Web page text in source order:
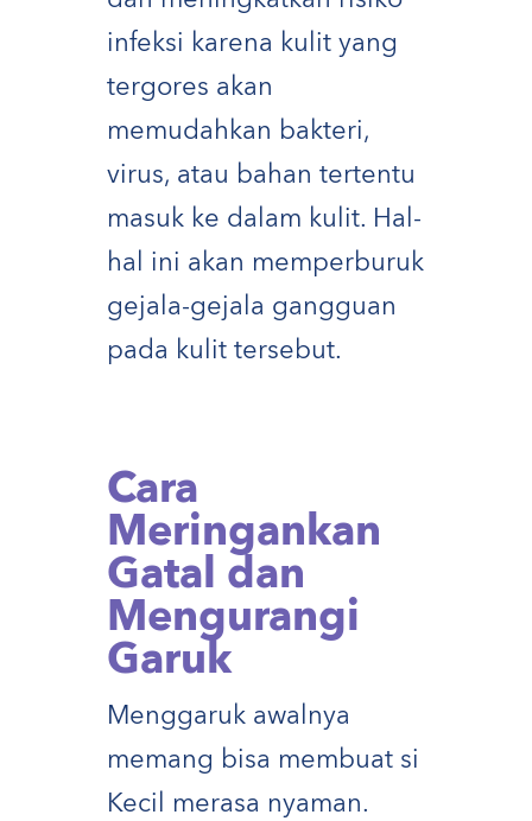
infeksi karena kulit yang
tergores akan
memudahkan bakteri,
virus, atau bahan tertentu
masuk ke dalam kulit. Hal-
hal ini akan memperburuk
gejala-gejala gangguan
pada kulit tersebut.
Cara
Meringankan
Gatal dan
Mengurangi
Garuk
Menggaruk awalnya
memang bisa membuat si
Kecil merasa nyaman.